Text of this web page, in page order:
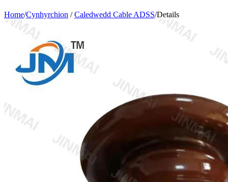
Home/Cynhyrchion / Caledwedd Cable ADSS/Details